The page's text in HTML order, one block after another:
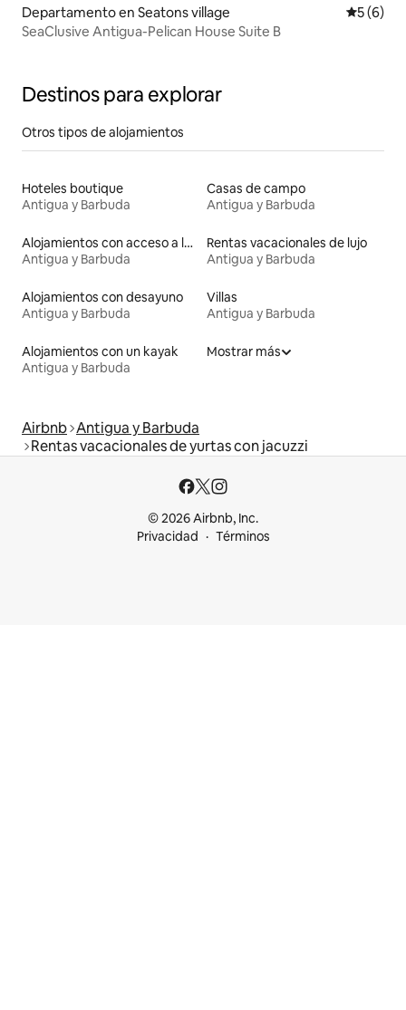
Departamento en Seatons village
5 (6)
SeaClusive Antigua-Pelican House Suite B
Destinos para explorar
Otros tipos de alojamientos
Hoteles boutique
Antigua y Barbuda
Casas de campo
Antigua y Barbuda
Alojamientos con acceso a la playa
Antigua y Barbuda
Rentas vacacionales de lujo
Antigua y Barbuda
Alojamientos con desayuno
Antigua y Barbuda
Villas
Antigua y Barbuda
Alojamientos con un kayak
Antigua y Barbuda
Mostrar más
Airbnb Antigua y Barbuda
Rentas vacacionales de yurtas con jacuzzi
© 2026 Airbnb, Inc.
Privacidad
Términos